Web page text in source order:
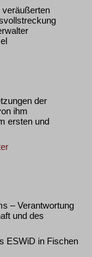
veräußerten
der
ihm
ersten und
– Verantwortung
und des
ESWiD in Fischen